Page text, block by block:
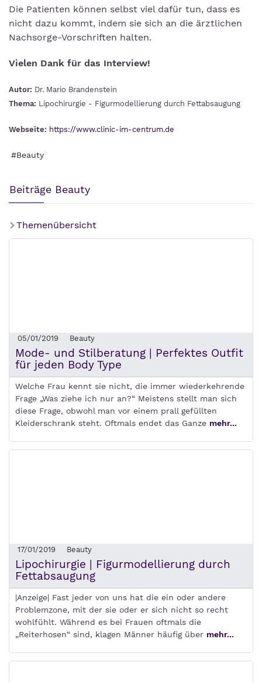
Die Patienten können selbst viel dafür tun, dass es
nicht dazu kommt, indem sie sich an die ärztlichen
Nachsorge-Vorschriften halten.
Vielen Dank für das Interview!
Autor: Dr. Mario Brandenstein
Thema: Lipochirurgie - Figurmodellierung durch Fettabsaugung
Webseite: https://www.clinic-im-centrum.de
#Beauty
Beiträge Beauty
Themenübersicht
05/01/2019 Beauty
Mode- und Stilberatung | Perfektes Outfit
für jeden Body Type
Welche Frau kennt sie nicht, die immer wiederkehrende
Frage „Was ziehe ich nur an?“ Meistens stellt man sich
diese Frage, obwohl man vor einem prall gefüllten
Kleiderschrank steht. Oftmals endet das Ganze mehr...
17/01/2019 Beauty
Lipochirurgie | Figurmodellierung durch
Fettabsaugung
|Anzeige| Fast jeder von uns hat die ein oder andere
Problemzone, mit der sie oder er sich nicht so recht
wohlfühlt. Während es bei Frauen oftmals die
„Reiterhosen“ sind, klagen Männer häufig über mehr...